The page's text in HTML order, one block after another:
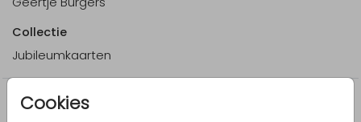
Cookies
Collectie
Jubileumkaarten
Meer in dezelfde stijl